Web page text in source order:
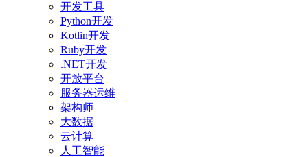
开发工具
Python开发
Kotlin开发
Ruby开发
.NET开发
开放平台
服务器运维
架构师
大数据
云计算
人工智能